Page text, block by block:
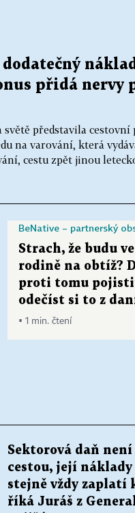
přidá nervy
představila
na varování, která
cestu zpět jinou
BeNative – partnerský
Strach, že budu
rodině na obtíž?
proti tomu
odečíst si to z
▪ 1 min. čtení
Sektorová daň
cestou, její náklady
stejně vždy zaplatí
říká Juráš z